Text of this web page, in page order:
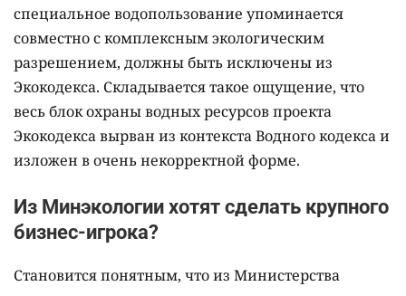
специальное водопользование упоминается
совместно с комплексным экологическим
разрешением, должны быть исключены из
Экокодекса. Складывается такое ощущение, что
весь блок охраны водных ресурсов проекта
Экокодекса вырван из контекста Водного кодекса и
изложен в очень некорректной форме.
Из Минэкологии хотят сделать крупного
бизнес-игрока?
Становится понятным, что из Министерства